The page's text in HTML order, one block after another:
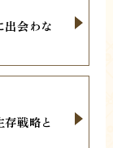
会わな
戦略と